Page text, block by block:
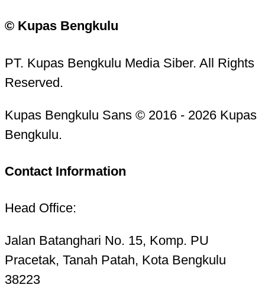
© Kupas Bengkulu
PT. Kupas Bengkulu Media Siber. All Rights
Reserved.
Kupas Bengkulu Sans © 2016 - 2026 Kupas
Bengkulu.
Contact Information
Head Office:
Jalan Batanghari No. 15, Komp. PU
Pracetak, Tanah Patah, Kota Bengkulu
38223